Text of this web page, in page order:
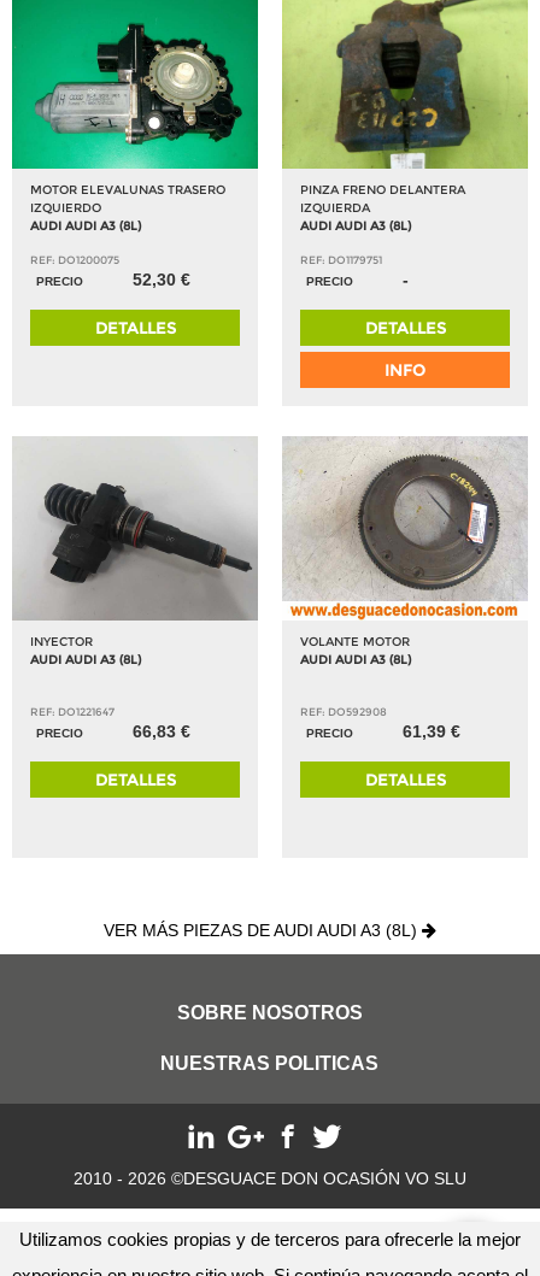
Utilizamos cookies propias y de terceros para ofrecerle la mejor
MOTOR ELEVALUNAS TRASERO
IZQUIERDO
AUDI AUDI A3 (8L)
REF: DO1200075
PRECIO
52,30 €
DETALLES
PINZA FRENO DELANTERA
IZQUIERDA
AUDI AUDI A3 (8L)
REF: DO1179751
PRECIO
-
DETALLES
INFO
INYECTOR
AUDI AUDI A3 (8L)
REF: DO1221647
PRECIO
66,83 €
DETALLES
VOLANTE MOTOR
AUDI AUDI A3 (8L)
REF: DO592908
PRECIO
61,39 €
DETALLES
VER MÁS PIEZAS DE AUDI AUDI A3 (8L)
SOBRE NOSOTROS
NUESTRAS POLITICAS
2010 - 2026 ©DESGUACE DON OCASIÓN VO SLU